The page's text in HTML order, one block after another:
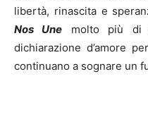
libertà, rinascita e
Nos Une molto più di
dichiarazione d’amore
continuano a sognare un